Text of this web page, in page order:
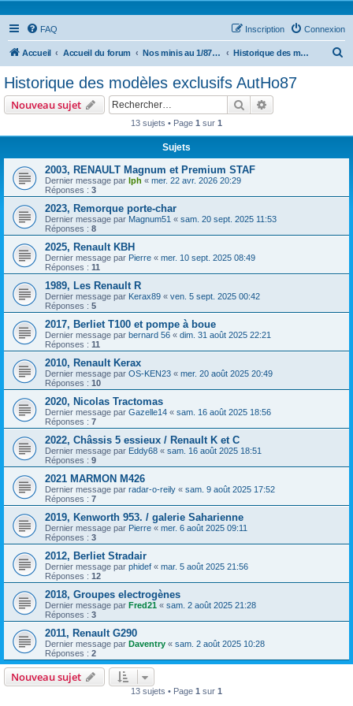
FAQ Connexion
Inscription
Accueil Accueil du forum Nos minis au 1/87ième Historique des modèles exclusifs AutHo87
Historique des modèles exclusifs AutHo87
Nouveau sujet Rechercher
13 sujets • Page 1 sur 1
Sujets
2003, RENAULT Magnum et Premium STAF
Dernier message par lph « mer. 22 avr. 2026 20:29
Réponses : 3
2023, Remorque porte-char
Dernier message par Magnum51 « sam. 20 sept. 2025 11:53
Réponses : 8
2025, Renault KBH
Dernier message par Pierre « mer. 10 sept. 2025 08:49
Réponses : 11
1989, Les Renault R
Dernier message par Kerax89 « ven. 5 sept. 2025 00:42
Réponses : 5
2017, Berliet T100 et pompe à boue
Dernier message par bernard 56 « dim. 31 août 2025 22:21
Réponses : 11
2010, Renault Kerax
Dernier message par OS-KEN23 « mer. 20 août 2025 20:49
Réponses : 10
2020, Nicolas Tractomas
Dernier message par Gazelle14 « sam. 16 août 2025 18:56
Réponses : 7
2022, Châssis 5 essieux / Renault K et C
Dernier message par Eddy68 « sam. 16 août 2025 18:51
Réponses : 9
2021 MARMON M426
Dernier message par radar-o-reily « sam. 9 août 2025 17:52
Réponses : 7
2019, Kenworth 953. / galerie Saharienne
Dernier message par Pierre « mer. 6 août 2025 09:11
Réponses : 3
2012, Berliet Stradair
Dernier message par phidef « mar. 5 août 2025 21:56
Réponses : 12
2018, Groupes electrogènes
Dernier message par Fred21 « sam. 2 août 2025 21:28
Réponses : 3
2011, Renault G290
Dernier message par Daventry « sam. 2 août 2025 10:28
Réponses : 2
Nouveau sujet
13 sujets • Page 1 sur 1